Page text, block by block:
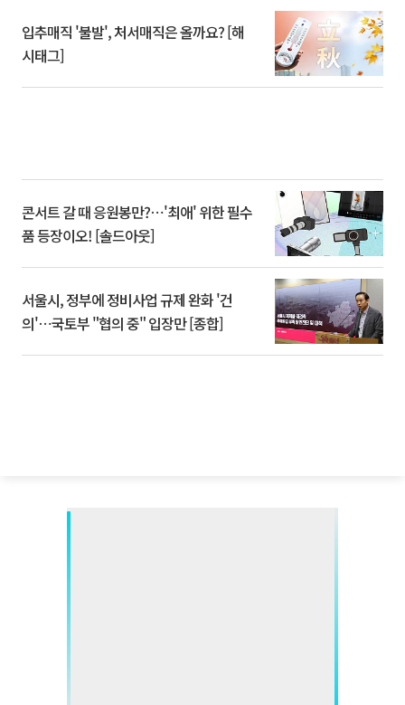
입추매직 '불발', 처서매직은 올까요? [해
시태그]
콘서트 갈 때 응원봉만?⋯'최애' 위한 필수
품 등장이오! [솔드아웃]
서울시, 정부에 정비사업 규제 완화 '건
의'⋯국토부 "협의 중" 입장만 [종합]